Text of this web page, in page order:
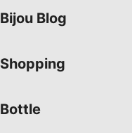
Bijou Blog
Shopping
Bottle